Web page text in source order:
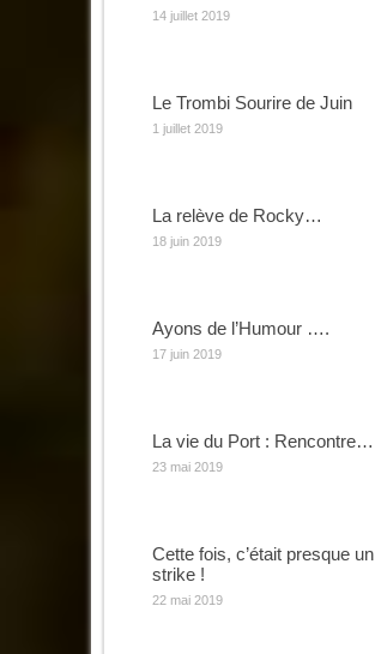
14 juillet 2019
Le Trombi Sourire de Juin
1 juillet 2019
La relève de Rocky…
18 juin 2019
Ayons de l’Humour ….
17 juin 2019
La vie du Port : Rencontre…
23 mai 2019
Cette fois, c’était presque un
strike !
22 mai 2019